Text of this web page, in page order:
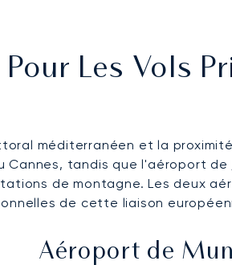
Les Vols
méditerranéen et la
Cannes, tandis que l'aéroport de
de montagne. Les deux
de cette liaison
Aéroport de